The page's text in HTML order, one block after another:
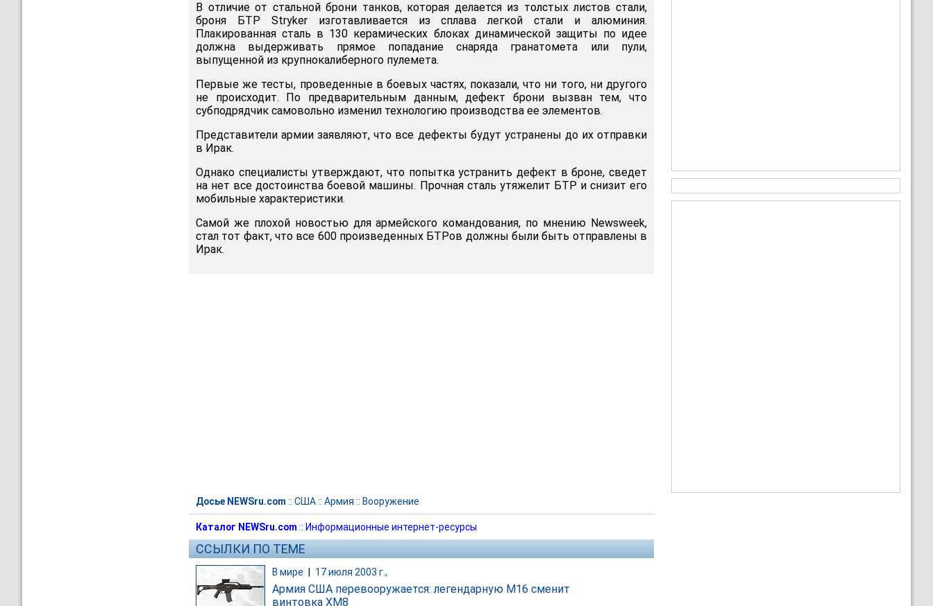
В отличие от стальной брони танков, которая делается из толстых листов стали,
броня БТР Stryker изготавливается из сплава легкой стали и алюминия.
Плакированная сталь в 130 керамических блоках динамической защиты по идее
должна выдерживать прямое попадание снаряда гранатомета или пули,
выпущенной из крупнокалиберного пулемета.
Первые же тесты, проведенные в боевых частях, показали, что ни того, ни другого
не происходит. По предварительным данным, дефект брони вызван тем, что
субподрядчик самовольно изменил технологию производства ее элементов.
Представители армии заявляют, что все дефекты будут устранены до их отправки
в Ирак.
Однако специалисты утверждают, что попытка устранить дефект в броне, сведет
на нет все достоинства боевой машины. Прочная сталь утяжелит БТР и снизит его
мобильные характеристики.
Самой же плохой новостью для армейского командования, по мнению Newsweek,
стал тот факт, что все 600 произведенных БТРов должны были быть отправлены в
Ирак.
Досье NEWSru.com :: США:: Армия :: Вооружение
Каталог NEWSru.com :: Информационные интернет-ресурсы
ССЫЛКИ ПО ТЕМЕ
В мире 17 июля 2003 г.,
Армия США перевооружается: легендарную M16 сменит
винтовка XM8